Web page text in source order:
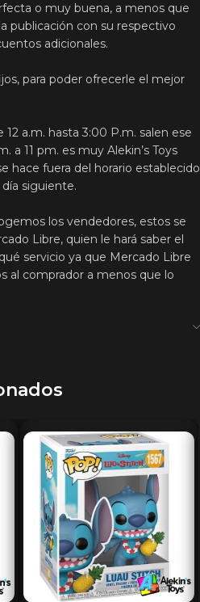
o muy buena, a menos que
publicación con su respectivo
adicionales.
para poder ofrecerle el mejor
12 a.m. hasta 3:00 P.m. salen ese
a 11 pm. es muy Alekin’s Toys
hace fuera del horario establecido
siguiente.
los vendedores, estos se
Libre, quien le hará saber el
servicio ya que Mercado Libre
al comprador a menos que lo